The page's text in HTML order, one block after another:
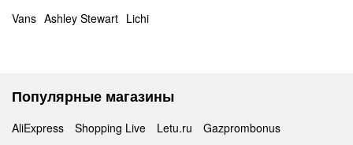
Vans Ashley Stewart Lichi
Популярные магазины
AliExpress Shopping Live Letu.ru Gazprombonus